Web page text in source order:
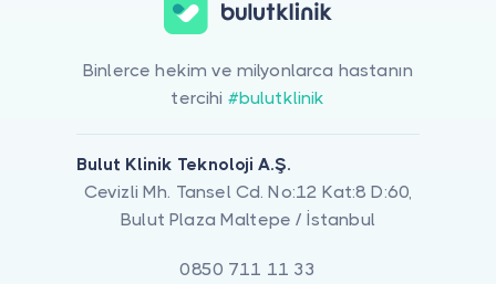
Binlerce hekim ve milyonlarca hastanın
tercihi #bulutklinik
Bulut Klinik Teknoloji A.Ş.
Cevizli Mh. Tansel Cd. No:12 Kat:8 D:60,
Bulut Plaza Maltepe / İstanbul
0850 711 11 33